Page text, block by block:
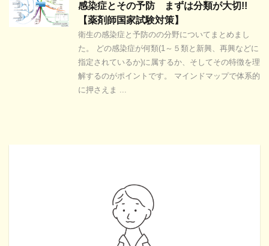
感染症とその予防 まずは分類が大切!!
【薬剤師国家試験対策】
衛生の感染症と予防のの分野についてまとめまし
た。 どの感染症が何類(1～５類と新興、再興などに
指定されているか)に属するか、そしてその特徴を理
解するのがポイントです。 マインドマップで体系的
に押さえま ...